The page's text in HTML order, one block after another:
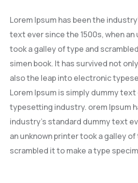
Lorem Ipsum has been the
text ever since the 1500s, when an
took a galley of type and
simen book. It has survived not
also the leap into electronic
Lorem Ipsum is simply dummy
typesetting industry. orem Ipsum
industry’s standard dummy text
an unknown printer took a galley of
scrambled it to make a type